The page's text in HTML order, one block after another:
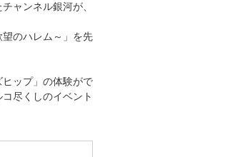
スポーツ
アダルト
ャンネル銀河が、
のハレム～」を先
ップ」の体験がで
尽くしのイベント